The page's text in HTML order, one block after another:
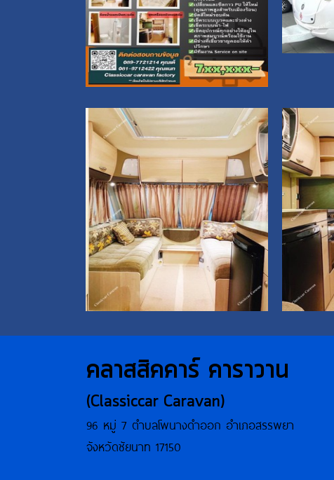
คลาสสิคคาร์ คาราวาน
(Classiccar Caravan)
96 หมู่ 7 ตำบลโพนางดำออก อำเภอสรรพยา
จังหวัดชัยนาท 17150